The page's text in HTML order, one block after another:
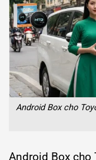
Android Box cho
Android Box cho